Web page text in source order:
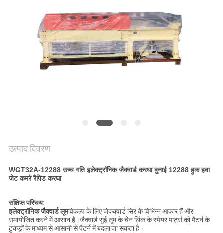
साइटमैप
PRIVACY
POLICY
उत्पाद विवरण
WGT32A-12288 उच्च गति इलेक्ट्रॉनिक जैक्वार्ड करघा बुनाई 12288 हुक हवा
जेट कमरे रैपिड करघा
संक्षिप्त परिचय:
इलेक्ट्रॉनिक जैक्वार्ड लूमविकल्प के लिए जेकक्वार्ड सिर के विभिन्न आकार हैं और
समायोजित करने में आसान है।जैक्वार्ड सुई लूम के चेन लिंक के स्पेयर पार्ट्स को पैटर्न के
टुकड़ों के माध्यम से आसानी से पैटर्न में बदला जा सकता है।